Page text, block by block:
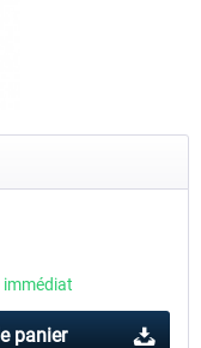
VirtualTracks - Ringbahn
immédiat
panier